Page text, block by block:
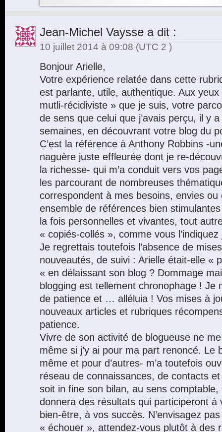
Jean-Michel Vaysse a dit :
10 juillet 2014 à 09:08 (UTC 2 )
Bonjour Arielle,
Votre expérience relatée dans cette
est parlante, utile, authentique. Aux
mutli-récidiviste » que je suis, votre
de sens que celui que j’avais perçu, il y
semaines, en découvrant votre blog du
C’est la référence à Anthony Robbins -
naguère juste effleurée dont je re-
la richesse- qui m’a conduit vers vos
les parcourant de nombreuses
correspondent à mes besoins, envies ou
ensemble de références bien
la fois personnelles et vivantes, tout
« copiés-collés », comme vous
Je regrettais toutefois l’absence de
nouveautés, de suivi : Arielle était-elle «
« en délaissant son blog ? Dommage
blogging est tellement chronophage ! Je
de patience et … alléluia ! Vos mises à
nouveaux articles et rubriques
patience.
Vivre de son activité de blogueuse ne
même si j’y ai pour ma part renoncé. Le
même et pour d’autres- m’a toutefois
réseau de connaissances, de contacts
soit in fine son bilan, au sens
donnera des résultats qui participeront à
bien-être, à vos succès. N’envisagez
« échouer », attendez-vous plutôt à des